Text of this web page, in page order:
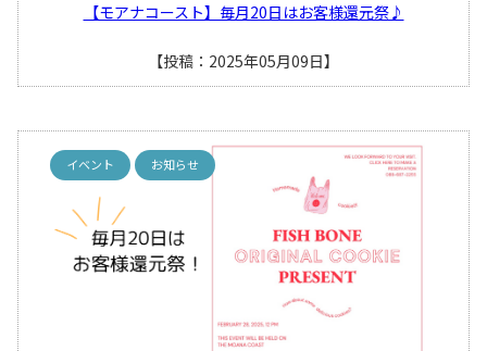
【モアナコースト】毎月20日はお客様還元祭♪
【投稿：2025年05月09日】
イベント お知らせ